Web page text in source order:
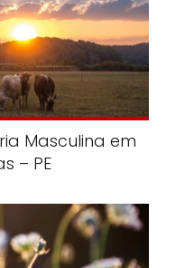
Masculina em
– PE